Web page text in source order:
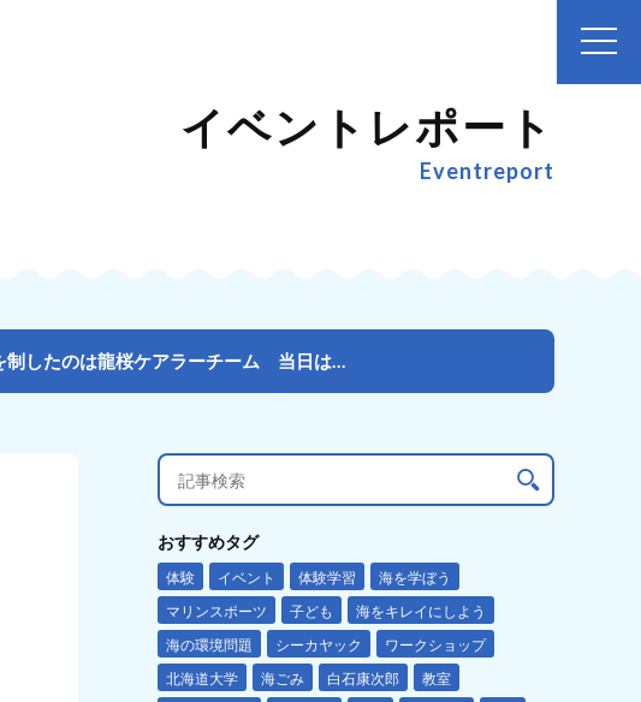
イベントレポート
Eventreport
『スポGOMI甲子園・鹿児島県大会』を開催激闘を制したのは龍桜ケアラーチーム 当日は参加者全42人で...
おすすめタグ
体験 イベント 体験学習
海を学ぼう
マリンスポーツ
子ども
海をキレイにしよう
海の環境問題
シーカヤック
ワークショップ
北海道大学
海ごみ 白石康次郎
教室